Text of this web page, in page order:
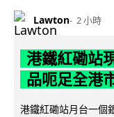
Lawton 2 小時
港鐵紅磡站
品呃足全港
港鐵紅磡站月台一個